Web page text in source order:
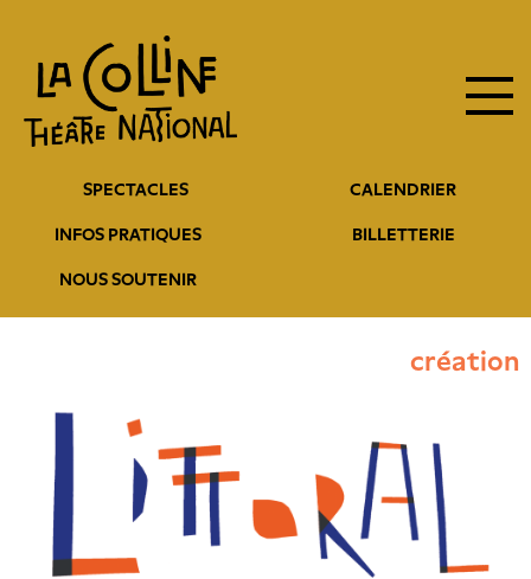
contenu
principal
entête
SPECTACLES CALENDRIER
INFOS PRATIQUES BILLETTERIE
NOUS SOUTENIR
principale
création